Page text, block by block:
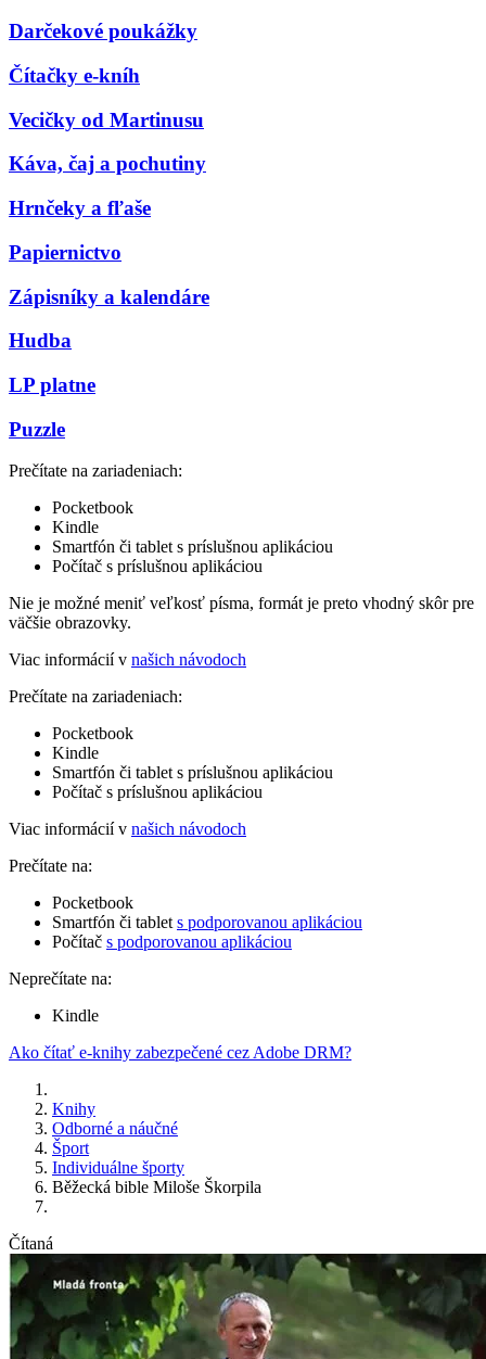
Darčekové poukážky
Čítačky e-kníh
Vecičky od Martinusu
Káva, čaj a pochutiny
Hrnčeky a fľaše
Papiernictvo
Zápisníky a kalendáre
Hudba
LP platne
Puzzle
Prečítate na zariadeniach:
Pocketbook
Kindle
Smartfón či tablet s príslušnou aplikáciou
Počítač s príslušnou aplikáciou
Nie je možné meniť veľkosť písma, formát je preto vhodný skôr pre
väčšie obrazovky.
Viac informácií v našich návodoch
Prečítate na zariadeniach:
Pocketbook
Kindle
Smartfón či tablet s príslušnou aplikáciou
Počítač s príslušnou aplikáciou
Viac informácií v našich návodoch
Prečítate na:
Pocketbook
Smartfón či tablet s podporovanou aplikáciou
Počítač s podporovanou aplikáciou
Neprečítate na:
Kindle
Ako čítať e-knihy zabezpečené cez Adobe DRM?
Knihy
Odborné a náučné
Šport
Individuálne športy
Běžecká bible Miloše Škorpila
Čítaná